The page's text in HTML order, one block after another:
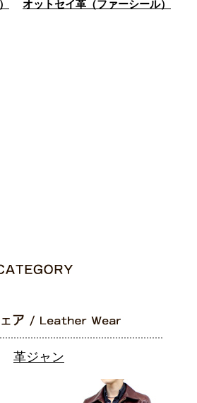
革ジャン